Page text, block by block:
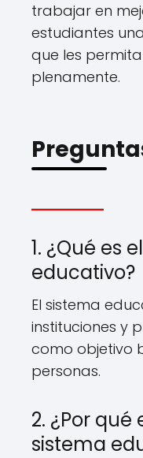
trabajar en
estudiantes
que les
plenamente.
1. ¿Qué es
educativo?
El sistema
instituciones y
como objetivo
personas.
2. ¿Por
sistema